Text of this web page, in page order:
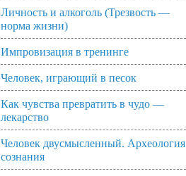
Личность и алкоголь (Трезвость —
норма жизни)
Импровизация в тренинге
Человек, играющий в песок
Как чувства превратить в чудо —
лекарство
Человек двусмысленный. Археология
сознания